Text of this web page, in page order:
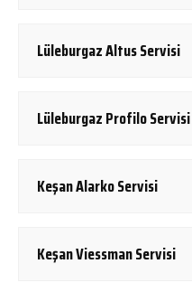
Lüleburgaz Altus Servisi
Lüleburgaz Profilo Servisi
Keşan Alarko Servisi
Keşan Viessman Servisi